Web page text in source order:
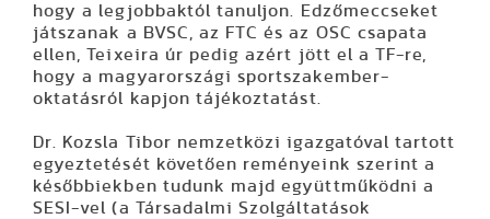
hogy a legjobbaktól tanuljon. Edzőmeccseket
játszanak a BVSC, az FTC és az OSC csapata
ellen, Teixeira úr pedig azért jött el a TF-re,
hogy a magyarországi sportszakember-
oktatásról kapjon tájékoztatást.
Dr. Kozsla Tibor nemzetközi igazgatóval tartott
egyeztetését követően reményeink szerint a
későbbiekben tudunk majd együttműködni a
SESI-vel (a Társadalmi Szolgáltatások